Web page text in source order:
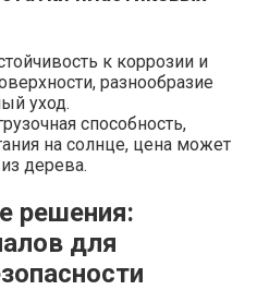
к коррозии и
разнообразие
уход.
способность,
на солнце, цена может
дерева.
решения:
для